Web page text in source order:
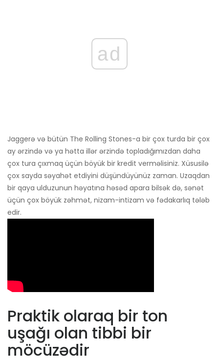
ad
Jaggerə və bütün The Rolling Stones-a bir çox turda bir çox
ay ərzində və ya hətta illər ərzində topladığımızdan daha
çox tura çıxmaq üçün böyük bir kredit verməlisiniz. Xüsusilə
çox sayda səyahət etdiyini düşündüyünüz zaman. Uzaqdan
bir qaya ulduzunun həyatına həsəd apara bilsək də, sənət
üçün çox böyük zəhmət, nizam-intizam və fədakarlıq tələb
edir.
Praktik olaraq bir ton
uşağı olan tibbi bir
möcüzədir